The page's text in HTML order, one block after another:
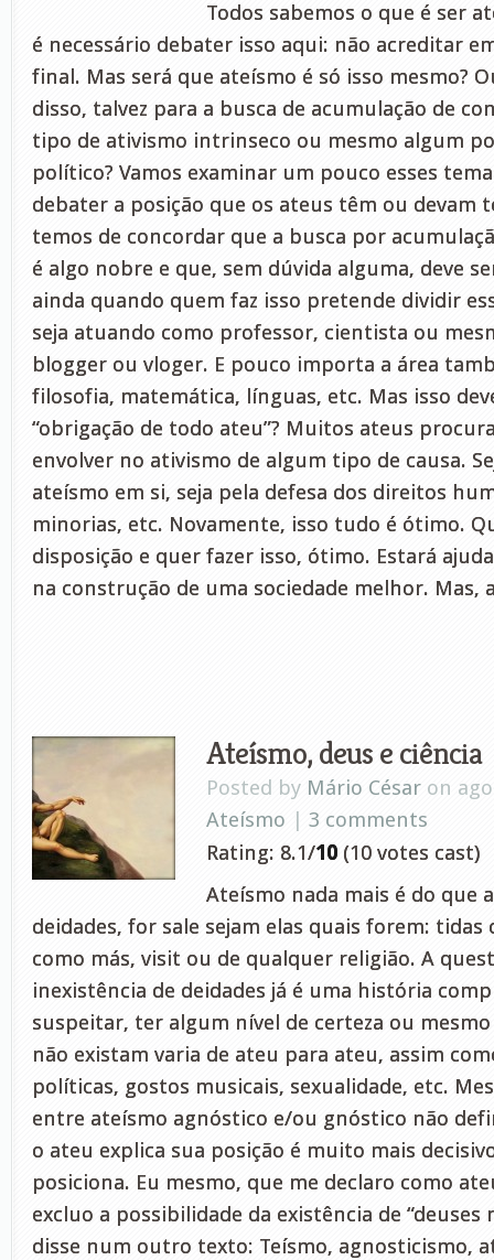
Todos sabemos o que é ser
é necessário debater isso aqui: não acreditar
final. Mas será que ateísmo é só isso mesmo?
disso, talvez para a busca de acumulação de
tipo de ativismo intrinseco ou mesmo algum
político? Vamos examinar um pouco esses
debater a posição que os ateus têm ou devam
temos de concordar que a busca por
é algo nobre e que, sem dúvida alguma, deve
ainda quando quem faz isso pretende dividir
seja atuando como professor, cientista ou
blogger ou vloger. E pouco importa a área
filosofia, matemática, línguas, etc. Mas isso
“obrigação de todo ateu”? Muitos ateus
envolver no ativismo de algum tipo de causa.
ateísmo em si, seja pela defesa dos direitos
minorias, etc. Novamente, isso tudo é ótimo.
disposição e quer fazer isso, ótimo. Estará
na construção de uma sociedade melhor. Mas,
Ateísmo, deus e ciência
Posted by Mário César on
Ateísmo | 3 comments
Rating: 8.1/10 (10 votes cast)
Ateísmo nada mais é do que
deidades, for sale sejam elas quais forem: tidas
como más, visit ou de qualquer religião. A
inexistência de deidades já é uma história
suspeitar, ter algum nível de certeza ou
não existam varia de ateu para ateu, assim
políticas, gostos musicais, sexualidade, etc.
entre ateísmo agnóstico e/ou gnóstico não
o ateu explica sua posição é muito mais
posiciona. Eu mesmo, que me declaro como
excluo a possibilidade da existência de “deuses
disse num outro texto: Teísmo, agnosticismo,